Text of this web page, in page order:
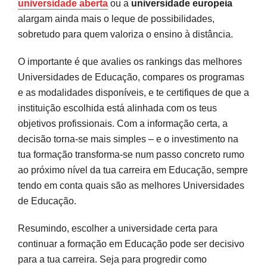
universidade aberta ou a universidade europeia
alargam ainda mais o leque de possibilidades,
sobretudo para quem valoriza o ensino à distância.
O importante é que avalies os rankings das melhores
Universidades de Educação, compares os programas
e as modalidades disponíveis, e te certifiques de que a
instituição escolhida está alinhada com os teus
objetivos profissionais. Com a informação certa, a
decisão torna-se mais simples – e o investimento na
tua formação transforma-se num passo concreto rumo
ao próximo nível da tua carreira em Educação, sempre
tendo em conta quais são as melhores Universidades
de Educação.
Resumindo, escolher a universidade certa para
continuar a formação em Educação pode ser decisivo
para a tua carreira. Seja para progredir como